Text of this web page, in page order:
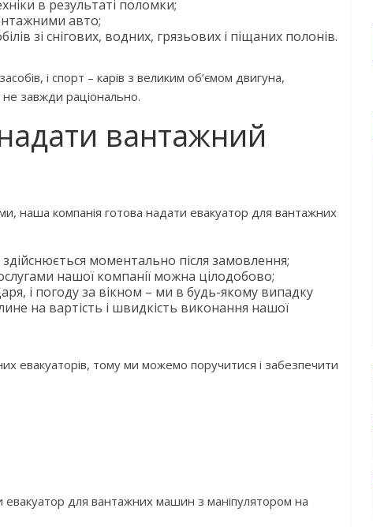
в результаті поломки;
авто;
зі снігових, водних, грязьових і піщаних полонів.
і спорт – карів з великим об’ємом двигуна,
не завжди раціонально.
вантажний
наша компанія готова надати евакуатор для вантажних
моментально після замовлення;
нашої компанії можна цілодобово;
і погоду за вікном – ми в будь-якому випадку
на вартість і швидкість виконання нашої
евакуаторів, тому ми можемо поручитися і забезпечити
для вантажних машин з маніпулятором на